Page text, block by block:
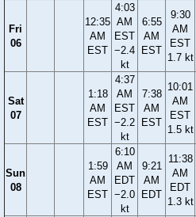
Fri
06
12:35
AM
EST
4:03
AM
EST
−2.4
kt
6:55
AM
EST
9:30
AM
EST
1.7 kt
Sat
07
1:18
AM
EST
4:37
AM
EST
−2.2
kt
7:38
AM
EST
10:01
AM
EST
1.5 kt
Sun
08
1:59
AM
EST
6:10
AM
EDT
−2.0
kt
9:21
AM
EDT
11:38
AM
EDT
1.3 kt